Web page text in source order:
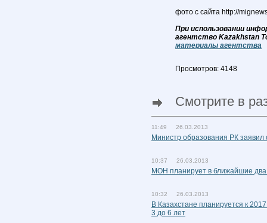
фото с сайта http://
При использовании
агентство Kazakhstan
материалы агентства
Просмотров: 4148
Смотрите в
11:49 26.03.2013
Министр образования РК заявил
10:37 26.03.2013
МОН планирует в ближайшие два
10:32 26.03.2013
В Казахстане планируется к
3 до 6 лет